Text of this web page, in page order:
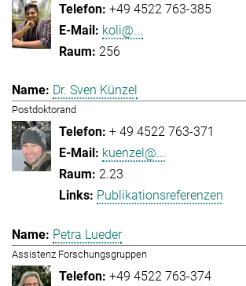
+49 4522 763-385
koli@...
256
Dr. Sven Künzel
Postdoktorand
+ 49 4522 763-371
kuenzel@...
2.23
Publikationsreferenzen
Petra Lueder
Assistenz Forschungsgruppen
+49 4522 763-374